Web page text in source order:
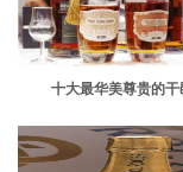
十大最华美尊贵的干